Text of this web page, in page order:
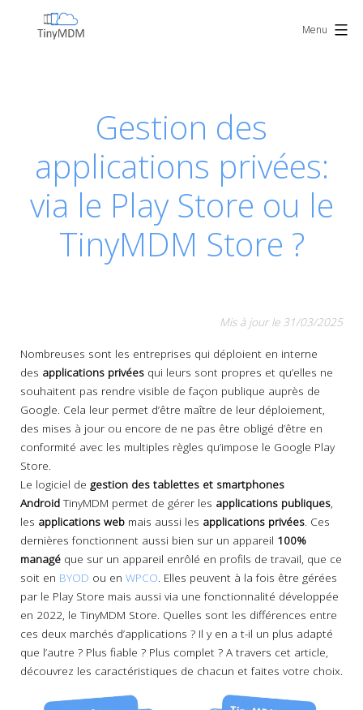
TinyMDM Menu
Gestion des
applications privées:
via le Play Store ou le
TinyMDM Store ?
Mis à jour le 31/03/2025
Nombreuses sont les entreprises qui déploient en interne
des applications privées qui leurs sont propres et qu’elles ne
souhaitent pas rendre visible de façon publique auprès de
Google. Cela leur permet d’être maître de leur déploiement,
des mises à jour ou encore de ne pas être obligé d’être en
conformité avec les multiples règles qu’impose le Google Play
Store.
Le logiciel de gestion des tablettes et smartphones
Android TinyMDM permet de gérer les applications publiques
les applications web mais aussi les applications privées . Ces
dernières fonctionnent aussi bien sur un appareil 100%
managé que sur un appareil enrôlé en profils de travail, que ce
soit en BYOD ou en WPCO . Elles peuvent à la fois être gérées
par le Play Store mais aussi via une fonctionnalité développée
en 2022, le TinyMDM Store. Quelles sont les différences entre
ces deux marchés d’applications ? Il y en a t-il un plus adapté
que l’autre ? Plus fiable ? Plus complet ? A travers cet article,
découvrez les caractéristiques de chacun et faites votre choix.